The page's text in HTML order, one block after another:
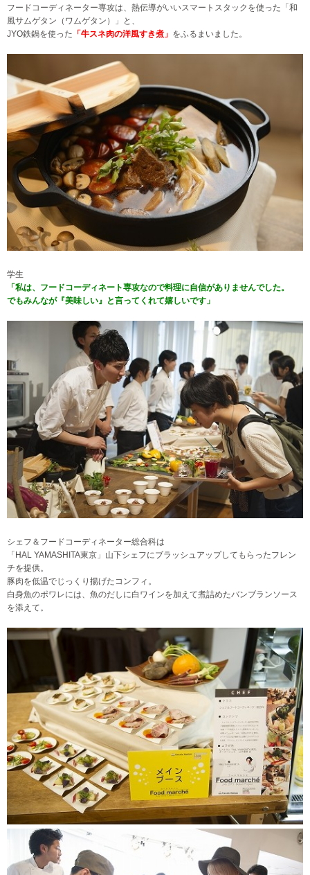
フードコーディネーター専攻は、熱伝導がいいスマートスタックを使った「和
風サムゲタン（ワムゲタン）」と、
JYO鉄鍋を使った 「牛スネ肉の洋風すき煮」 をふるまいました。
学生
「私は、フードコーディネート専攻なので料理に自信がありませんでした。
でもみんなが『美味しい』と言ってくれて嬉しいです 」
シェフ＆フードコーディネーター総合科は
「HAL YAMASHITA東京」山下シェフにブラッシュアップしてもらったフレン
チを提供。
豚肉を低温でじっくり揚げたコンフィ。
白身魚のポワレには、魚のだしに白ワインを加えて煮詰めたバンブランソース
を添えて。